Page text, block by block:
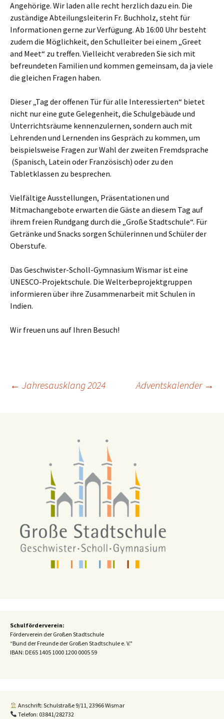
Angehörige. Wir laden alle recht herzlich dazu ein. Die
zuständige Abteilungsleiterin Fr. Buchholz, steht für
Informationen gerne zur Verfügung. Ab 16:00 Uhr besteht
zudem die Möglichkeit, den Schulleiter bei einem „Greet
and Meet“ zu treffen. Vielleicht verabreden Sie sich mit
befreundeten Familien und kommen gemeinsam, da ja viele
die gleichen Fragen haben.
Dieser „Tag der offenen Tür für alle Interessierten“ bietet
nicht nur eine gute Gelegenheit, die Schulgebäude und
Unterrichtsräume kennenzulernen, sondern auch mit
Lehrenden und Lernenden ins Gespräch zu kommen, um
beispielsweise Fragen zur Wahl der zweiten Fremdsprache
(Spanisch, Latein oder Französisch) oder zu den
Tabletklassen zu besprechen.
Vielfältige Ausstellungen, Präsentationen und
Mitmachangebote erwarten die Gäste an diesem Tag auf
ihrem freien Rundgang durch die „Große Stadtschule“. Für
Getränke und Snacks sorgen Schülerinnen und Schüler der
Oberstufe.
Das Geschwister-Scholl-Gymnasium Wismar ist eine
UNESCO-Projektschule. Die Welterbeprojektgruppen
informieren über ihre Zusammenarbeit mit Schulen in
Indien.
Wir freuen uns auf Ihren Besuch!
Beitragsnavigation
← Jahresausklang 2024 Adventskalender →
Schulförderverein:
Förderverein der Großen Stadtschule
“Bund der Freunde der Großen Stadtschule e. V."
IBAN: DE65 1405 1000 1200 0005 59
Anschrift: Schulstraße 9/11, 23966 Wismar
Telefon: 03841/282732